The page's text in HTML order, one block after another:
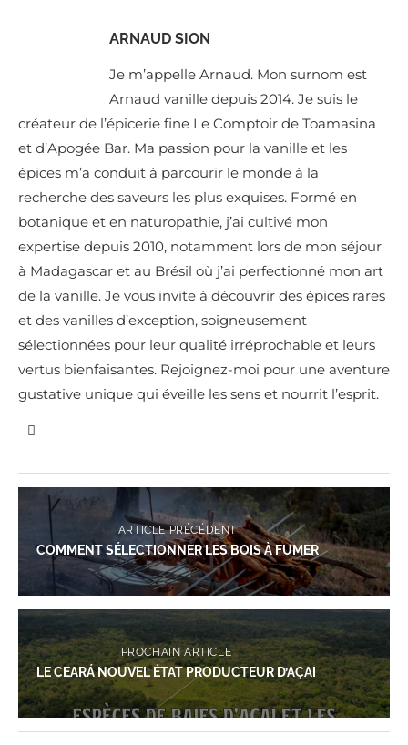
ARNAUD SION
Je m’appelle Arnaud. Mon surnom est
Arnaud vanille depuis 2014. Je suis le
créateur de l’épicerie fine Le Comptoir de Toamasina
et d’Apogée Bar. Ma passion pour la vanille et les
épices m’a conduit à parcourir le monde à la
recherche des saveurs les plus exquises. Formé en
botanique et en naturopathie, j’ai cultivé mon
expertise depuis 2010, notamment lors de mon séjour
à Madagascar et au Brésil où j’ai perfectionné mon art
de la vanille. Je vous invite à découvrir des épices rares
et des vanilles d’exception, soigneusement
sélectionnées pour leur qualité irréprochable et leurs
vertus bienfaisantes. Rejoignez-moi pour une aventure
gustative unique qui éveille les sens et nourrit l’esprit.
ARTICLE PRÉCÉDENT
COMMENT SÉLECTIONNER LES BOIS À FUMER
PROCHAIN ARTICLE
LE CEARÁ NOUVEL ÉTAT PRODUCTEUR D’AÇAI